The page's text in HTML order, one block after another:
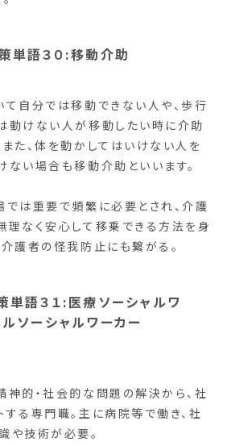
単語３０:移動介助
自分では移動できない人や、歩行
動けない人が移動したい時に介助
た、体を動かしてはいけない人を
い場合も移動介助といいます。
は重要で頻繁に必要とされ、介護
理なく安心して移乗できる方法を身
護者の怪我防止にも繋がる。
単語３１:医療ソーシャルワ
ソーシャルワーカー
的・社会的な問題の解決から、社
る専門職。主に病院等で働き、社
や技術が必要。